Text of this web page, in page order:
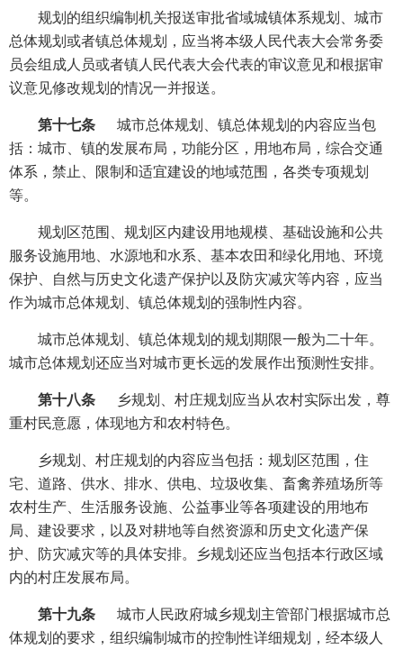
规划的组织编制机关报送审批省域城镇体系规划、城市
总体规划或者镇总体规划，应当将本级人民代表大会常务委
员会组成人员或者镇人民代表大会代表的审议意见和根据审
议意见修改规划的情况一并报送。
第十七条
城市总体规划、镇总体规划的内容应当包
括：城市、镇的发展布局，功能分区，用地布局，综合交通
体系，禁止、限制和适宜建设的地域范围，各类专项规划
等。
规划区范围、规划区内建设用地规模、基础设施和公共
服务设施用地、水源地和水系、基本农田和绿化用地、环境
保护、自然与历史文化遗产保护以及防灾减灾等内容，应当
作为城市总体规划、镇总体规划的强制性内容。
城市总体规划、镇总体规划的规划期限一般为二十年。
城市总体规划还应当对城市更长远的发展作出预测性安排。
第十八条
乡规划、村庄规划应当从农村实际出发，尊
重村民意愿，体现地方和农村特色。
乡规划、村庄规划的内容应当包括：规划区范围，住
宅、道路、供水、排水、供电、垃圾收集、畜禽养殖场所等
农村生产、生活服务设施、公益事业等各项建设的用地布
局、建设要求，以及对耕地等自然资源和历史文化遗产保
护、防灾减灾等的具体安排。乡规划还应当包括本行政区域
内的村庄发展布局。
第十九条
城市人民政府城乡规划主管部门根据城市总
体规划的要求，组织编制城市的控制性详细规划，经本级人